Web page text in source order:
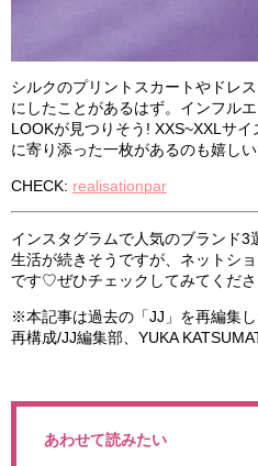
シルクのプリントスカートやドレ
にしたことがあるはず。インフル
LOOKが見つりそう! XXS~XXLサ
に寄り添った一枚があるのも嬉し
CHECK: realisationpar
インスタグラムで人気のブランド
生活が続きそうですが、ネットシ
です♡ぜひチェックしてみてくだ
※本記事は過去の「JJ」を再編集し
再構成/JJ編集部、YUKA
あわせて読みたい